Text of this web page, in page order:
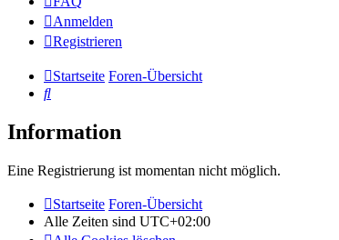
Anmelden
Registrieren
Startseite Foren-Übersicht
Suche
Information
Eine Registrierung ist momentan nicht möglich.
Startseite Foren-Übersicht
Alle Zeiten sind UTC+02:00